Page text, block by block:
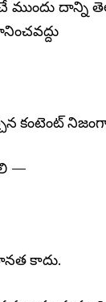
దాన్ని
కంటెంట్
—
కాదు.